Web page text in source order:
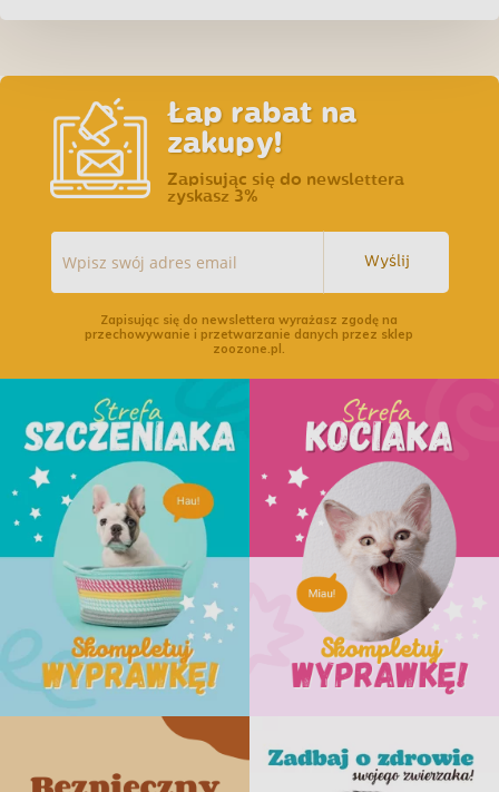
Łap rabat na
zakupy!
Zapisując się do newslettera
zyskasz 3%
Wyślij
Zapisując się do newslettera wyrażasz zgodę na
przechowywanie i przetwarzanie danych przez sklep
zoozone.pl.